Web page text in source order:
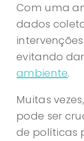
Com uma
dados
evitando
ambiente.
Muitas
pode ser
de políticas